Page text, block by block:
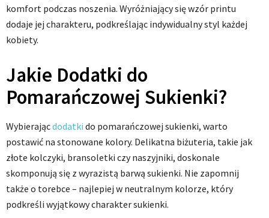
komfort podczas noszenia. Wyróżniający się wzór printu
dodaje jej charakteru, podkreślając indywidualny styl każdej
kobiety.
Jakie Dodatki do
Pomarańczowej Sukienki?
Wybierającdodatki do pomarańczowej sukienki, warto
postawić na stonowane kolory. Delikatna biżuteria, takie jak
złote kolczyki, bransoletki czy naszyjniki, doskonale
skomponują się z wyrazistą barwą sukienki. Nie zapomnij
także o torebce – najlepiej w neutralnym kolorze, który
podkreśli wyjątkowy charakter sukienki.